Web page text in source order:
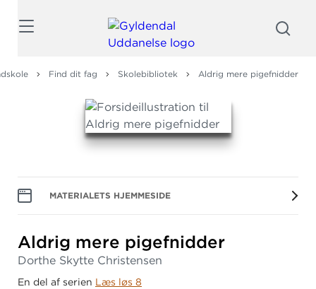
Find dit fag Skolebibliotek Aldrig mere pigefnidder
MATERIALETS HJEMMESIDE
Aldrig mere pigefnidder
Dorthe Skytte Christensen
En del af serien Læs løs 8